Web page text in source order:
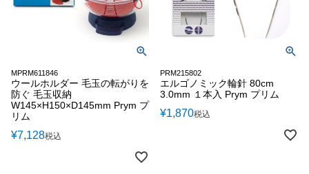
MPRM611846
ウールホルダー 毛玉の転がりを
防ぐ 毛玉収納
W145×H150×D145mm Prym プ
リム
¥7,128税込
PRM215802
エルゴノミック輪針 80cm
3.0mm １本入 Prym プリム
¥1,870税込